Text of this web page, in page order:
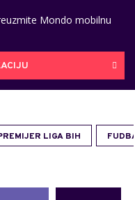
Mondo mobilnu
LIGA BIH